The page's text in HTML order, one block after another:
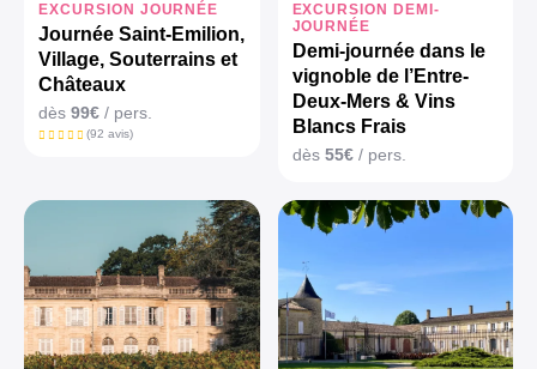
EXCURSION JOURNÉE
Journée Saint-Emilion,
Village, Souterrains et
Châteaux
dès 99€ / pers.
(92 avis)
EXCURSION DEMI-
JOURNÉE
Demi-journée dans le
vignoble de l’Entre-
Deux-Mers & Vins
Blancs Frais
dès 55€/ pers.